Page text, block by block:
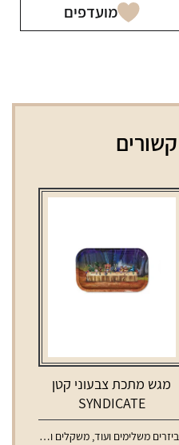
מועדפים
מגש מתכת צבעוני קטן
SYNDICATE
משלימים ועוד,משקלים ומגשים